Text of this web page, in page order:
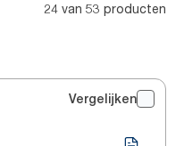
24 van 53 producten
Vergelijken